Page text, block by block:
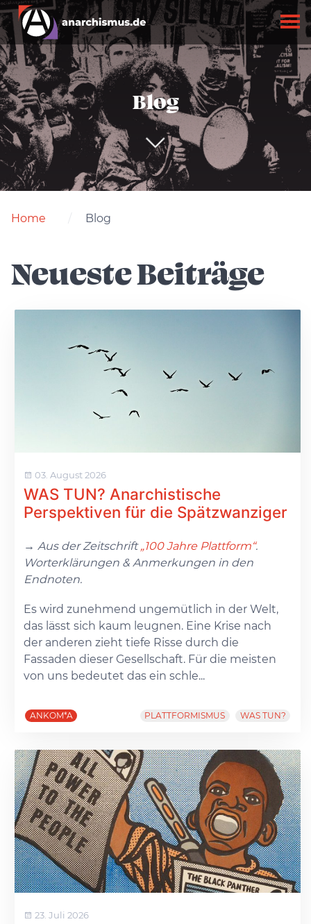
Blog
Home Blog
Neueste Beiträge
03. August 2026
WAS TUN? Anarchistische
Perspektiven für die Spätzwanziger
→ Aus der Zeitschrift„100 Jahre Plattform“.
Worterklärungen & Anmerkungen in den
Endnoten.
Es wird zunehmend ungemütlich in der Welt,
das lässt sich kaum leugnen. Eine Krise nach
der anderen zieht tiefe Risse durch die
Fassaden dieser Gesellschaft. Für die meisten
von uns bedeutet das ein schle...
ANKOM*A PLATTFORMISMUS WAS TUN?
23. Juli 2026